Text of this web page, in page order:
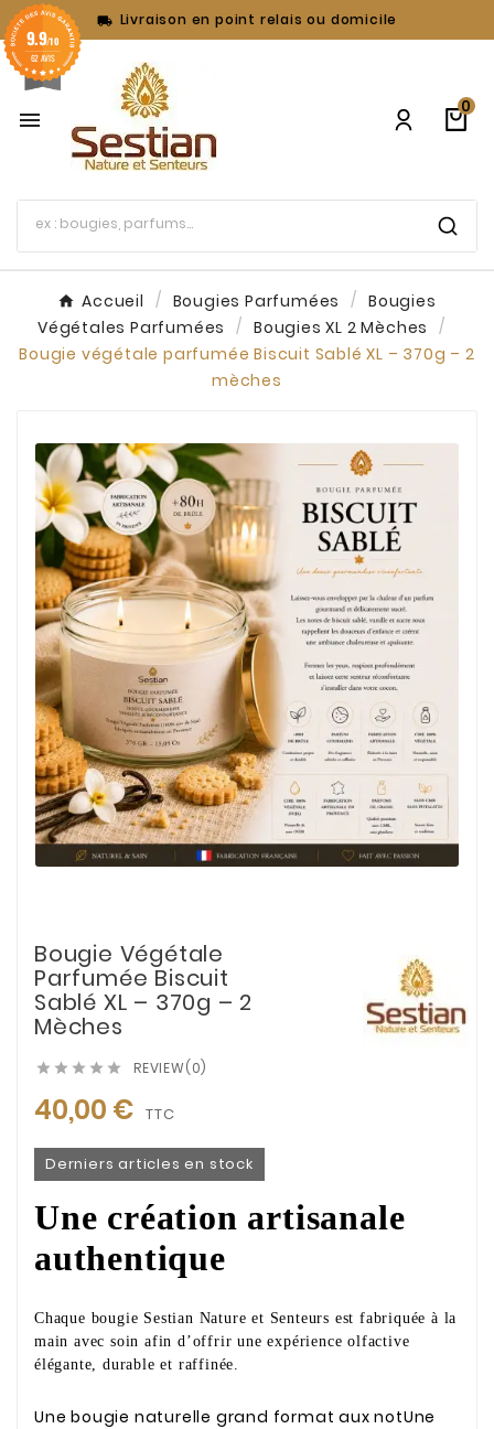
 Livraison en point relais ou domicile

0
Accueil Bougies Parfumées
Bougies
Végétales Parfumées
Bougies XL 2 Mèches
Bougie végétale parfumée Biscuit Sablé XL – 370g – 2
mèches
Bougie Végétale
Parfumée Biscuit
Sablé XL – 370g – 2
Mèches
     REVIEW(0)
40,00 € TTC
Derniers articles en stock
Une création artisanale
authentique
Chaque bougie Sestian Nature et Senteurs est fabriquée à la
main avec soin afin d’offrir une expérience olfactive
élégante, durable et raffinée.
Une bougie naturelle grand format aux notUne
9.9/10
62 AVIS